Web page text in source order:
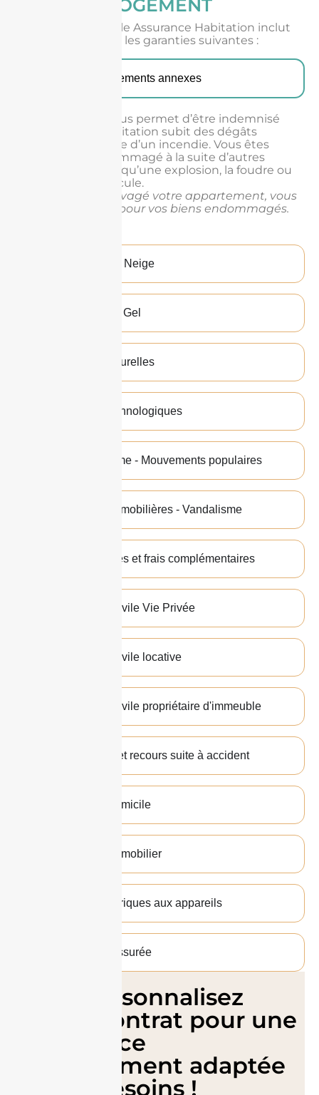
LOGEMENT
Votre contrat Abeille Assurance Habitation inclut
automatiquement les garanties suivantes :
Incendie et événements annexes
Cette garantie vous permet d’être indemnisé
lorsque votre habitation subit des dégâts
matériels à la suite d’un incendie. Vous êtes
également dédommagé à la suite d’autres
événements tels qu’une explosion, la foudre ou
le choc d’un véhicule.
Ex: la foudre a ravagé votre appartement, vous
serez indemnisé pour vos biens endommagés.
Tempête - Grêle - Neige
Dégât des eaux - Gel
Catastrophes naturelles
Catastrophes technologiques
Actes de terrorisme - Mouvements populaires
Déteriorations immobilières - Vandalisme
Pertes pécuniaires et frais complémentaires
Responsabilité civile Vie Privée
Responsabilité civile locative
Responsabilité civile propriétaire d'immeuble
Défense pénale et recours suite à accident
Assistance au domicile
Bris de glaces immobilier
Dommages électriques aux appareils
Vol à l'adresse assurée
... et personnalisez
votre contrat pour une
assurance
parfaitement adaptée
à vos besoins !